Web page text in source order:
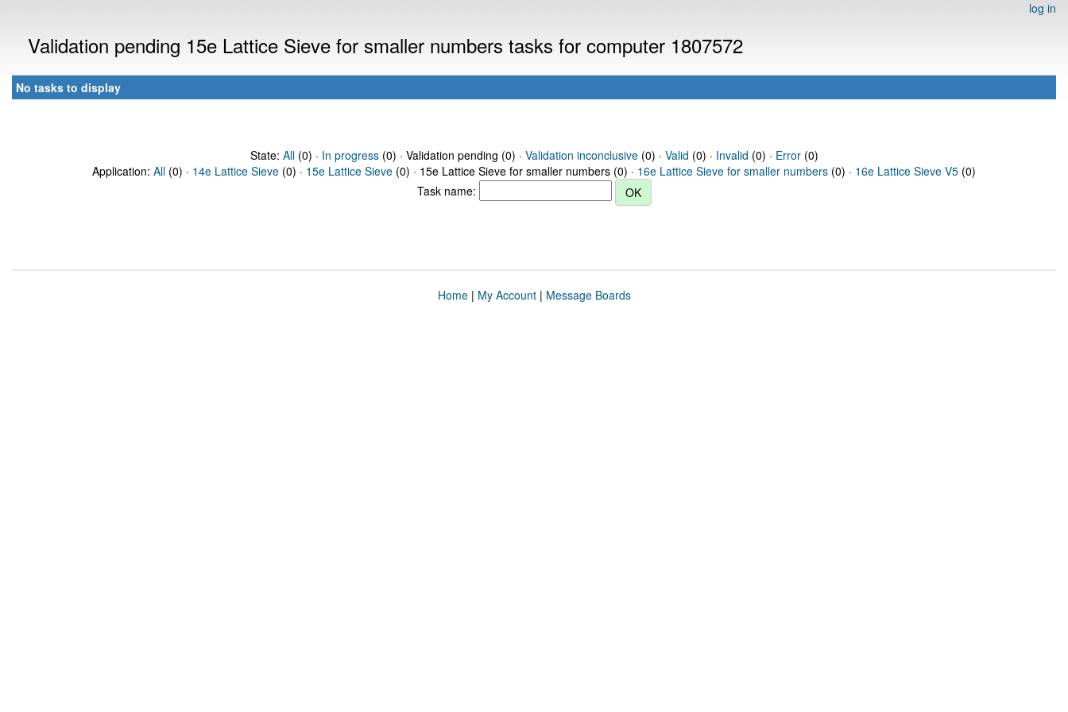
log in
Validation pending 15e Lattice Sieve for smaller numbers tasks for computer 1807572
No tasks to display
State: All(0) · In progress(0) · Validation pending (0) · Validation inconclusive(0) · Valid (0) · Invalid (0) · Error(0)
Application: All (0) · 14e Lattice Sieve (0) · 15e Lattice Sieve (0) · 15e Lattice Sieve for smaller numbers (0) · 16e Lattice Sieve for smaller numbers (0) · 16e Lattice Sieve V5 (0)
Task name:
Home| My Account| Message Boards